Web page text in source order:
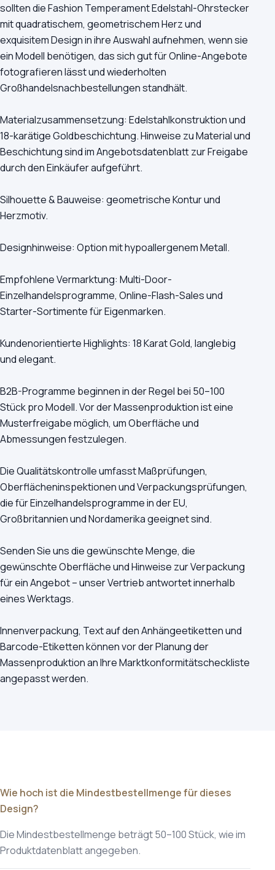
sollten die Fashion Temperament Edelstahl-Ohrstecker
mit quadratischem, geometrischem Herz und
exquisitem Design in ihre Auswahl aufnehmen, wenn sie
ein Modell benötigen, das sich gut für Online-Angebote
fotografieren lässt und wiederholten
Großhandelsnachbestellungen standhält.
Materialzusammensetzung: Edelstahlkonstruktion und
18-karätige Goldbeschichtung. Hinweise zu Material und
Beschichtung sind im Angebotsdatenblatt zur Freigabe
durch den Einkäufer aufgeführt.
Silhouette & Bauweise: geometrische Kontur und
Herzmotiv.
Designhinweise: Option mit hypoallergenem Metall.
Empfohlene Vermarktung: Multi-Door-
Einzelhandelsprogramme, Online-Flash-Sales und
Starter-Sortimente für Eigenmarken.
Kundenorientierte Highlights: 18 Karat Gold, langlebig
und elegant.
B2B-Programme beginnen in der Regel bei 50–100
Stück pro Modell. Vor der Massenproduktion ist eine
Musterfreigabe möglich, um Oberfläche und
Abmessungen festzulegen.
Die Qualitätskontrolle umfasst Maßprüfungen,
Oberflächeninspektionen und Verpackungsprüfungen,
die für Einzelhandelsprogramme in der EU,
Großbritannien und Nordamerika geeignet sind.
Senden Sie uns die gewünschte Menge, die
gewünschte Oberfläche und Hinweise zur Verpackung
für ein Angebot – unser Vertrieb antwortet innerhalb
eines Werktags.
Innenverpackung, Text auf den Anhängeetiketten und
Barcode-Etiketten können vor der Planung der
Massenproduktion an Ihre Marktkonformitätscheckliste
angepasst werden.
Wie hoch ist die Mindestbestellmenge für dieses
Design?
Die Mindestbestellmenge beträgt 50–100 Stück, wie im
Produktdatenblatt angegeben.